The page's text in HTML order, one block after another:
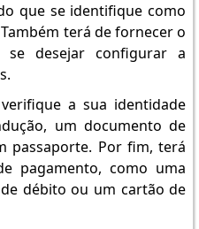
que se identifique como
terá de fornecer o
desejar configurar a
a sua identidade
um documento de
passaporte. Por fim, terá
pagamento, como uma
débito ou um cartão de